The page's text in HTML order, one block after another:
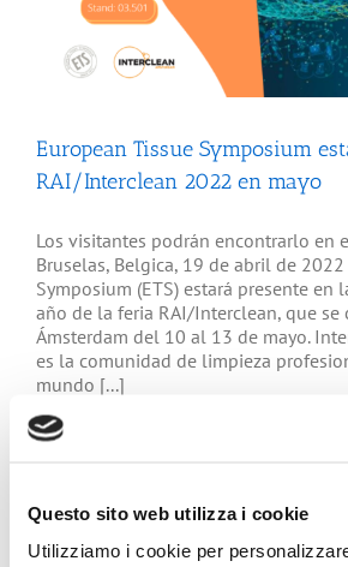
Questo sito web utilizza i cookie
Utilizziamo i cookie per
European Tissue Symposium
RAI/Interclean 2022 en mayo
Los visitantes podrán encontrarlo en
Bruselas, Belgica, 19 de abril de
Symposium (ETS) estará presente en
año de la feria RAI/Interclean, que se
Ámsterdam del 10 al 13 de mayo.
es la comunidad de limpieza
mundo [...]
Nuevo estudio piloto de la